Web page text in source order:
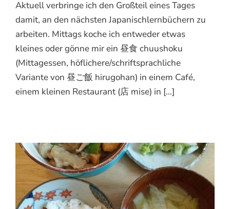
Aktuell verbringe ich den Großteil eines Tages
damit, an den nächsten Japanischlernbüchern zu
arbeiten. Mittags koche ich entweder etwas
kleines oder gönne mir ein 昼食 chuushoku
(Mittagessen, höflichere/schriftsprachliche
Variante von 昼ご飯 hirugohan) in einem Café,
einem kleinen Restaurant (店 mise) in [...]